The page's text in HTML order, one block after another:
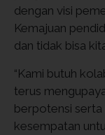
dengan visi
Kemajuan
dan tidak bisa
“Kami butuh
terus
berpotensi
kesempatan